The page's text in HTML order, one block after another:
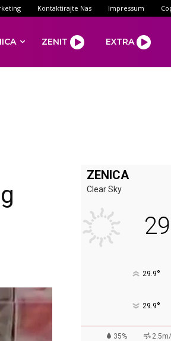
Kontaktirajte Nas Impressum
ZENIT EXTRA
ZENICA
Clear Sky
29.9°
29.9°
35%